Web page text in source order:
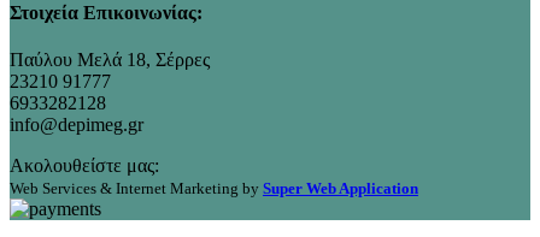
Στοιχεία Επικοινωνίας:
Παύλου Μελά 18, Σέρρες
23210 91777
6933282128
info@depimeg.gr
Ακολουθείστε μας:
Web Services & Internet Marketing by Super Web Application